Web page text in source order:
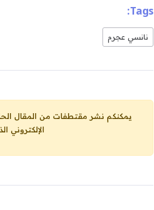
Tags:
نانسي عجرم
يمكنكم نشر مقتطفات من المقال الحاضر، ما حده الاقصى 25% من مجموع
الإلكتروني